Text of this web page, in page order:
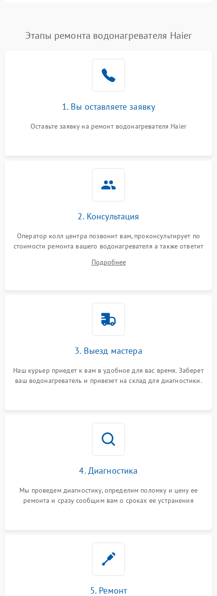
Этапы ремонта водонагревателя Haier
1. Вы оставляете заявку
Оставьте заявку на ремонт водонагревателя Haier
2. Консультация
Оператор колл центра позвонит вам, проконсультирует по
стоимости ремонта вашего водонагревателя а также ответит
Подробнее
3. Выезд мастера
Наш курьер приедет к вам в удобное для вас время. Заберет
ваш водонагреватель и привезет на склад для диагностики.
4. Диагностика
Мы проведем диагностику, определим поломку и цену ее
ремонта и сразу сообщим вам о сроках ее устранения
5. Ремонт